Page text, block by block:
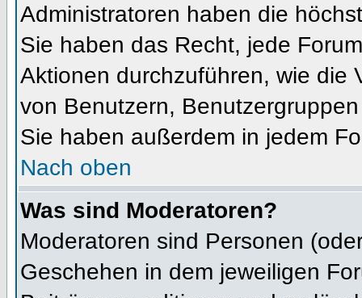
Administratoren haben die
Sie haben das Recht, jede
Aktionen durchzuführen, wie die
von Benutzern,
Sie haben außerdem in jedem
Nach oben
Was sind Moderatoren?
Moderatoren sind Personen
Geschehen in dem jeweiligen